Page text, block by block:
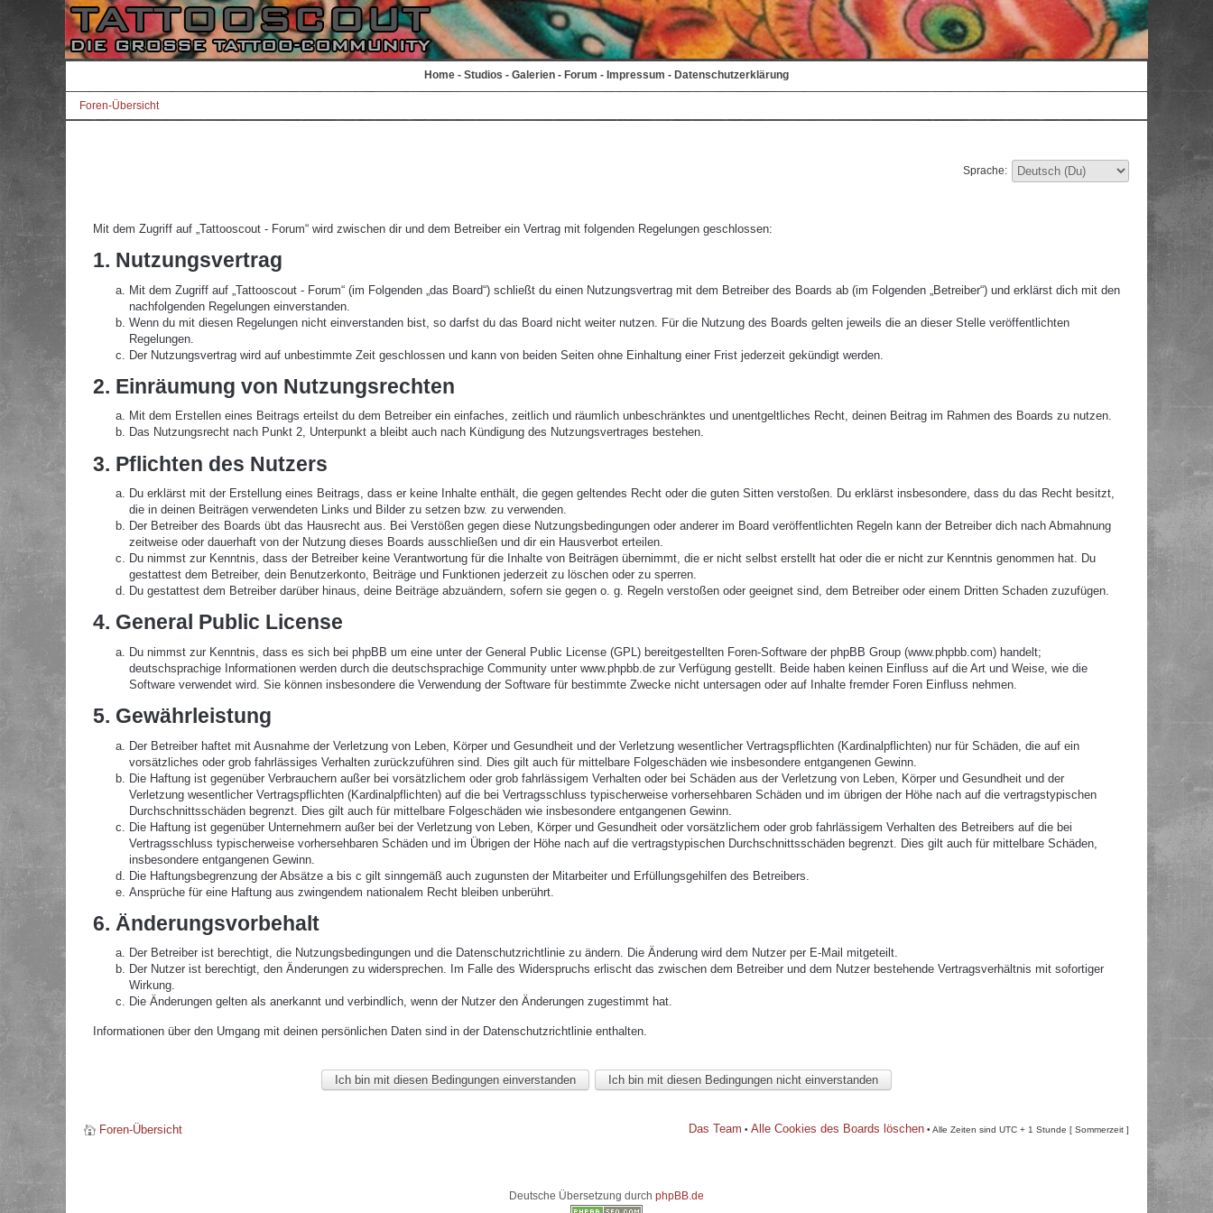
Home - Studios - Galerien - Forum - Impressum - Datenschutzerklärung
Foren-Übersicht
Sprache:
Mit dem Zugriff auf „Tattooscout - Forum“ wird zwischen dir und dem Betreiber ein Vertrag mit folgenden Regelungen geschlossen:
1. Nutzungsvertrag
Mit dem Zugriff auf „Tattooscout - Forum“ (im Folgenden „das Board“) schließt du einen Nutzungsvertrag mit dem Betreiber des Boards ab (im Folgenden „Betreiber“) und erklärst dich mit den
nachfolgenden Regelungen einverstanden.
Wenn du mit diesen Regelungen nicht einverstanden bist, so darfst du das Board nicht weiter nutzen. Für die Nutzung des Boards gelten jeweils die an dieser Stelle veröffentlichten
Regelungen.
Der Nutzungsvertrag wird auf unbestimmte Zeit geschlossen und kann von beiden Seiten ohne Einhaltung einer Frist jederzeit gekündigt werden.
2. Einräumung von Nutzungsrechten
Mit dem Erstellen eines Beitrags erteilst du dem Betreiber ein einfaches, zeitlich und räumlich unbeschränktes und unentgeltliches Recht, deinen Beitrag im Rahmen des Boards zu nutzen.
Das Nutzungsrecht nach Punkt 2, Unterpunkt a bleibt auch nach Kündigung des Nutzungsvertrages bestehen.
3. Pflichten des Nutzers
Du erklärst mit der Erstellung eines Beitrags, dass er keine Inhalte enthält, die gegen geltendes Recht oder die guten Sitten verstoßen. Du erklärst insbesondere, dass du das Recht besitzt,
die in deinen Beiträgen verwendeten Links und Bilder zu setzen bzw. zu verwenden.
Der Betreiber des Boards übt das Hausrecht aus. Bei Verstößen gegen diese Nutzungsbedingungen oder anderer im Board veröffentlichten Regeln kann der Betreiber dich nach Abmahnung
zeitweise oder dauerhaft von der Nutzung dieses Boards ausschließen und dir ein Hausverbot erteilen.
Du nimmst zur Kenntnis, dass der Betreiber keine Verantwortung für die Inhalte von Beiträgen übernimmt, die er nicht selbst erstellt hat oder die er nicht zur Kenntnis genommen hat. Du
gestattest dem Betreiber, dein Benutzerkonto, Beiträge und Funktionen jederzeit zu löschen oder zu sperren.
Du gestattest dem Betreiber darüber hinaus, deine Beiträge abzuändern, sofern sie gegen o. g. Regeln verstoßen oder geeignet sind, dem Betreiber oder einem Dritten Schaden zuzufügen.
4. General Public License
Du nimmst zur Kenntnis, dass es sich bei phpBB um eine unter der General Public License (GPL) bereitgestellten Foren-Software der phpBB Group (www.phpbb.com) handelt;
deutschsprachige Informationen werden durch die deutschsprachige Community unter www.phpbb.de zur Verfügung gestellt. Beide haben keinen Einfluss auf die Art und Weise, wie die
Software verwendet wird. Sie können insbesondere die Verwendung der Software für bestimmte Zwecke nicht untersagen oder auf Inhalte fremder Foren Einfluss nehmen.
5. Gewährleistung
Der Betreiber haftet mit Ausnahme der Verletzung von Leben, Körper und Gesundheit und der Verletzung wesentlicher Vertragspflichten (Kardinalpflichten) nur für Schäden, die auf ein
vorsätzliches oder grob fahrlässiges Verhalten zurückzuführen sind. Dies gilt auch für mittelbare Folgeschäden wie insbesondere entgangenen Gewinn.
Die Haftung ist gegenüber Verbrauchern außer bei vorsätzlichem oder grob fahrlässigem Verhalten oder bei Schäden aus der Verletzung von Leben, Körper und Gesundheit und der
Verletzung wesentlicher Vertragspflichten (Kardinalpflichten) auf die bei Vertragsschluss typischerweise vorhersehbaren Schäden und im übrigen der Höhe nach auf die vertragstypischen
Durchschnittsschäden begrenzt. Dies gilt auch für mittelbare Folgeschäden wie insbesondere entgangenen Gewinn.
Die Haftung ist gegenüber Unternehmern außer bei der Verletzung von Leben, Körper und Gesundheit oder vorsätzlichem oder grob fahrlässigem Verhalten des Betreibers auf die bei
Vertragsschluss typischerweise vorhersehbaren Schäden und im Übrigen der Höhe nach auf die vertragstypischen Durchschnittsschäden begrenzt. Dies gilt auch für mittelbare Schäden,
insbesondere entgangenen Gewinn.
Die Haftungsbegrenzung der Absätze a bis c gilt sinngemäß auch zugunsten der Mitarbeiter und Erfüllungsgehilfen des Betreibers.
Ansprüche für eine Haftung aus zwingendem nationalem Recht bleiben unberührt.
6. Änderungsvorbehalt
Der Betreiber ist berechtigt, die Nutzungsbedingungen und die Datenschutzrichtlinie zu ändern. Die Änderung wird dem Nutzer per E-Mail mitgeteilt.
Der Nutzer ist berechtigt, den Änderungen zu widersprechen. Im Falle des Widerspruchs erlischt das zwischen dem Betreiber und dem Nutzer bestehende Vertragsverhältnis mit sofortiger
Wirkung.
Die Änderungen gelten als anerkannt und verbindlich, wenn der Nutzer den Änderungen zugestimmt hat.
Informationen über den Umgang mit deinen persönlichen Daten sind in der Datenschutzrichtlinie enthalten.
Foren-Übersicht Das Team • Alle Cookies des Boards löschen • Alle Zeiten sind UTC + 1 Stunde [ Sommerzeit ]
Deutsche Übersetzung durch phpBB.de